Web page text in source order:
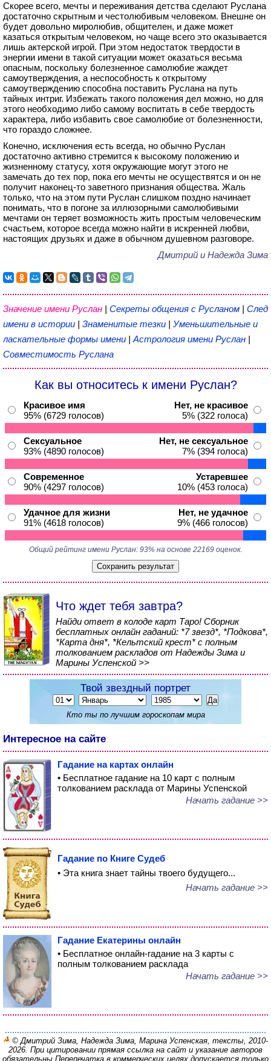
Скорее всего, мечты и переживания детства сделают Руслана
достаточно скрытным и честолюбивым человеком. Внешне он
будет довольно миролюбив, общителен, и даже может
казаться открытым человеком, но чаще всего это оказывается
лишь актерской игрой. При этом недостаток твердости в
энергии имени в такой ситуации может оказаться весьма
опасным, поскольку болезненное самолюбие жаждет
самоутверждения, а неспособность к открытому
самоутверждению способна поставить Руслана на путь
тайных интриг. Избежать такого положения дел можно, но для
этого необходимо либо самому воспитать в себе твердость
характера, либо избавить свое самолюбие от болезненности,
что гораздо сложнее.
Конечно, исключения есть всегда, но обычно Руслан
достаточно активно стремится к высокому положению и
жизненному статусу, хотя окружающие могут этого не
замечать до тех пор, пока его мечты не осуществятся и он не
получит наконец-то заветного признания общества. Жаль
только, что на этом пути Руслан слишком поздно начинает
понимать, что в погоне за иллюзорными самолюбивыми
мечтами он теряет возможность жить простым человеческим
счастьем, которое всегда можно найти в искренней любви,
настоящих друзьях и даже в обычном душевном разговоре.
Дмитрий и Надежда Зима
Значение имени Руслан | Секреты общения с Русланом | След
имени в истории | Знаменитые тезки | Уменьшительные и
ласкательные формы имени | Астрология имени Руслан |
Совместимость Руслана
Как вы относитесь к имени Руслан?
Красивое имя
95% (6729 голосов)
Нет, не красивое
5% (322 голоса)
Сексуальное
93% (4890 голосов)
Нет, не сексуальное
7% (394 голоса)
Современное
90% (4297 голосов)
Устаревшее
10% (453 голоса)
Удачное для жизни
91% (4618 голосов)
Нет, не удачное
9% (466 голосов)
Общий рейтинг имени Руслан: 93% на основе 22169 оценок.
Что ждет тебя завтра?
Найди ответ в колоде карт Таро! Сборник
бесплатных онлайн гаданий: *7 звезд*, *Подкова*,
*Карта дня*, *Кельтский крест* с полным
толкованием раскладов от Надежды Зима и
Марины Успенской >>
Твой звездный портрет
Кто ты по лучшим гороскопам мира
Интересное на сайте
Гадание на картах онлайн
• Бесплатное гадание на 10 карт с полным
толкованием расклада от Марины Успенской
Начать гадание >>
Гадание по Книге Судеб
• Эта книга знает тайны твоего будущего...
Начать гадание >>
Гадание Екатерины онлайн
• Бесплатное онлайн-гадание на 3 карты с
полным толкованием расклада
Начать гадание >>
© Дмитрий Зима, Надежда Зима, Марина Успенская, тексты, 2010-
2026. При цитировании прямая ссылка на сайт и указание авторов
обязательны. Перепечатка в коммерческих целях допускается только